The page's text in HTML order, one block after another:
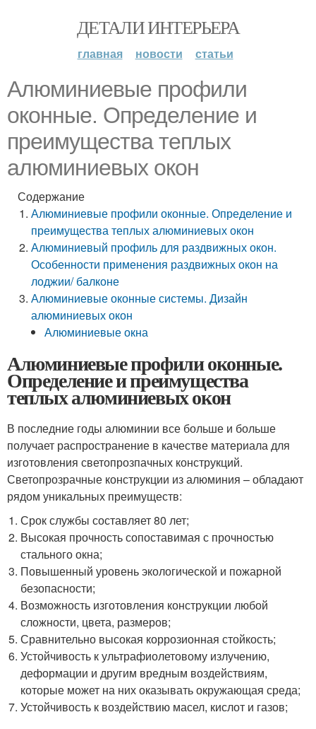
ДЕТАЛИ ИНТЕРЬЕРА
главная новости статьи
Алюминиевые профили
оконные. Определение и
преимущества теплых
алюминиевых окон
Содержание
Алюминиевые профили оконные. Определение и
преимущества теплых алюминиевых окон
Алюминиевый профиль для раздвижных окон.
Особенности применения раздвижных окон на
лоджии/ балконе
Алюминиевые оконные системы. Дизайн
алюминиевых окон
Алюминиевые окна
Алюминиевые профили оконные.
Определение и преимущества
теплых алюминиевых окон
В последние годы алюминии все больше и больше
получает распространение в качестве материала для
изготовления светопрозпачных конструкций.
Светопрозрачные конструкции из алюминия – обладают
рядом уникальных преимуществ:
Срок службы составляет 80 лет;
Высокая прочность сопоставимая с прочностью
стального окна;
Повышенный уровень экологической и пожарной
безопасности;
Возможность изготовления конструкции любой
сложности, цвета, размеров;
Сравнительно высокая коррозионная стойкость;
Устойчивость к ультрафиолетовому излучению,
деформации и другим вредным воздействиям,
которые может на них оказывать окружающая среда;
Устойчивость к воздействию масел, кислот и газов;